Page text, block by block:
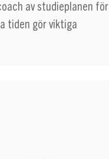
av studieplanen för
tiden gör viktiga